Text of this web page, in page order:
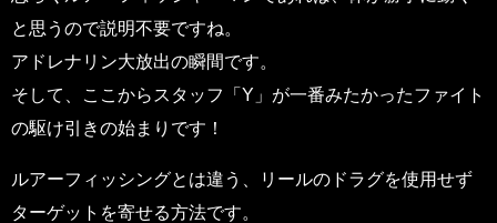
と思うので説明不要ですね。
アドレナリン大放出の瞬間です。
そして、ここからスタッフ「Y」が一番みたかったファイト
の駆け引きの始まりです！
ルアーフィッシングとは違う、リールのドラグを使用せず
ターゲットを寄せる方法です。